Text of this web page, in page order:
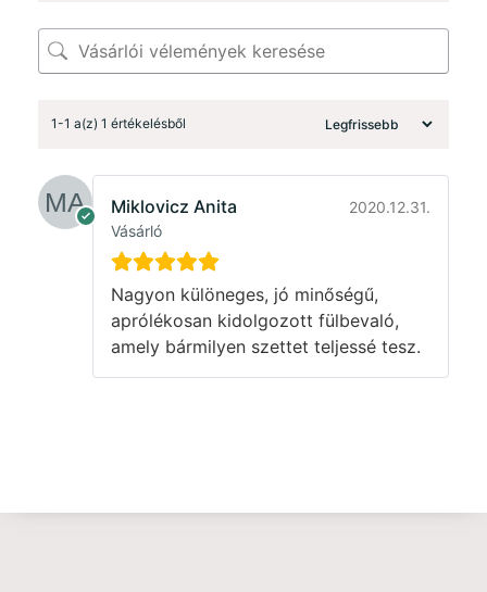
1-1 a(z) 1 értékelésből
Miklovicz Anita
Vásárló
2020.12.31.
Nagyon különeges, jó minőségű,
aprólékosan kidolgozott fülbevaló,
amely bármilyen szettet teljessé tesz.